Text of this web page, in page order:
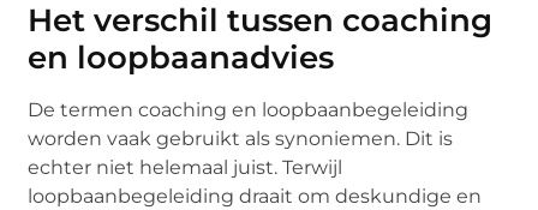
Het verschil tussen coaching
en loopbaanadvies
De termen coaching en loopbaanbegeleiding
worden vaak gebruikt als synoniemen. Dit is
echter niet helemaal juist. Terwijl
loopbaanbegeleiding draait om deskundige en